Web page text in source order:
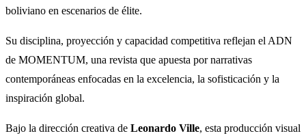
boliviano en escenarios de élite.
Su disciplina, proyección y capacidad competitiva reflejan el ADN
de MOMENTUM, una revista que apuesta por narrativas
contemporáneas enfocadas en la excelencia, la sofisticación y la
inspiración global.
Bajo la dirección creativa de Leonardo Ville, esta producción visual